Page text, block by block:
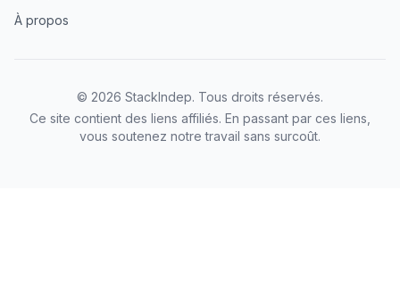
À propos
© 2026 StackIndep. Tous droits réservés.
Ce site contient des liens affiliés. En passant par ces liens,
vous soutenez notre travail sans surcoût.